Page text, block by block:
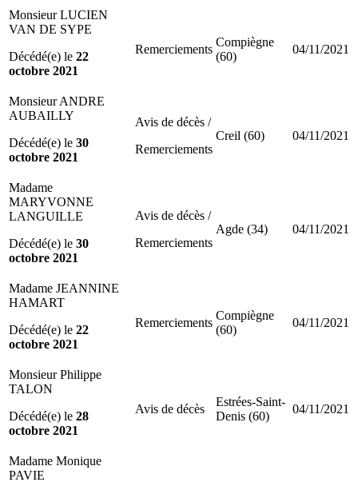
Monsieur LUCIEN
VAN DE SYPE
Décédé(e) le 22
octobre 2021
Remerciements
Compiègne
(60)
04/11/2021
Monsieur ANDRE
AUBAILLY
Décédé(e) le 30
octobre 2021
Avis de décès /
Remerciements
Creil (60) 04/11/2021
Madame
MARYVONNE
LANGUILLE
Décédé(e) le 30
octobre 2021
Avis de décès /
Remerciements
Agde (34) 04/11/2021
Madame JEANNINE
HAMART
Décédé(e) le 22
octobre 2021
Remerciements
Compiègne
(60)
04/11/2021
Monsieur Philippe
TALON
Décédé(e) le 28
octobre 2021
Avis de décès
Estrées-Saint-
Denis (60)
04/11/2021
Madame Monique
PAVIE